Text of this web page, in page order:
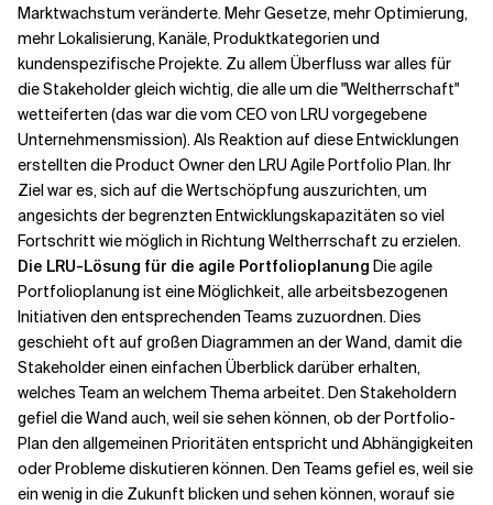
Marktwachstum veränderte. Mehr Gesetze, mehr Optimierung,
mehr Lokalisierung, Kanäle, Produktkategorien und
kundenspezifische Projekte. Zu allem Überfluss war alles für
die Stakeholder gleich wichtig, die alle um die "Weltherrschaft"
wetteiferten (das war die vom CEO von LRU vorgegebene
Unternehmensmission). Als Reaktion auf diese Entwicklungen
erstellten die Product Owner den LRU Agile Portfolio Plan. Ihr
Ziel war es, sich auf die Wertschöpfung auszurichten, um
angesichts der begrenzten Entwicklungskapazitäten so viel
Fortschritt wie möglich in Richtung Weltherrschaft zu erzielen.
Die LRU-Lösung für die agile Portfolioplanung Die agile
Portfolioplanung ist eine Möglichkeit, alle arbeitsbezogenen
Initiativen den entsprechenden Teams zuzuordnen. Dies
geschieht oft auf großen Diagrammen an der Wand, damit die
Stakeholder einen einfachen Überblick darüber erhalten,
welches Team an welchem Thema arbeitet. Den Stakeholdern
gefiel die Wand auch, weil sie sehen können, ob der Portfolio-
Plan den allgemeinen Prioritäten entspricht und Abhängigkeiten
oder Probleme diskutieren können. Den Teams gefiel es, weil sie
ein wenig in die Zukunft blicken und sehen können, worauf sie